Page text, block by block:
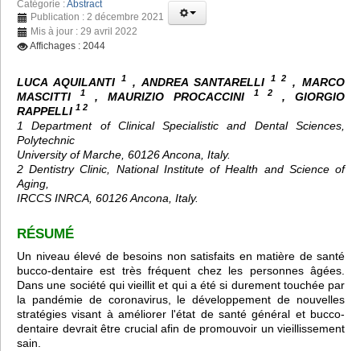
Catégorie :Abstract
Publication : 2 décembre 2021
Mis à jour : 29 avril 2022
Affichages : 2044
LUCA AQUILANTI 1, ANDREA SANTARELLI1 2
, MARCO
MASCITTI
1 , MAURIZIO PROCACCINI 1 2
, GIORGIO
RAPPELLI 1 2
1 Department of Clinical Specialistic and Dental Sciences,
Polytechnic
University of Marche, 60126 Ancona, Italy.
2 Dentistry Clinic, National Institute of Health and Science of
Aging,
IRCCS INRCA, 60126 Ancona, Italy.
RÉSUMÉ
Un niveau élevé de besoins non satisfaits en matière de santé
bucco-dentaire est très fréquent chez les personnes âgées.
Dans une société qui vieillit et qui a été si durement touchée par
la pandémie de coronavirus, le développement de nouvelles
stratégies visant à améliorer l'état de santé général et bucco-
dentaire devrait être crucial afin de promouvoir un vieillissement
sain.